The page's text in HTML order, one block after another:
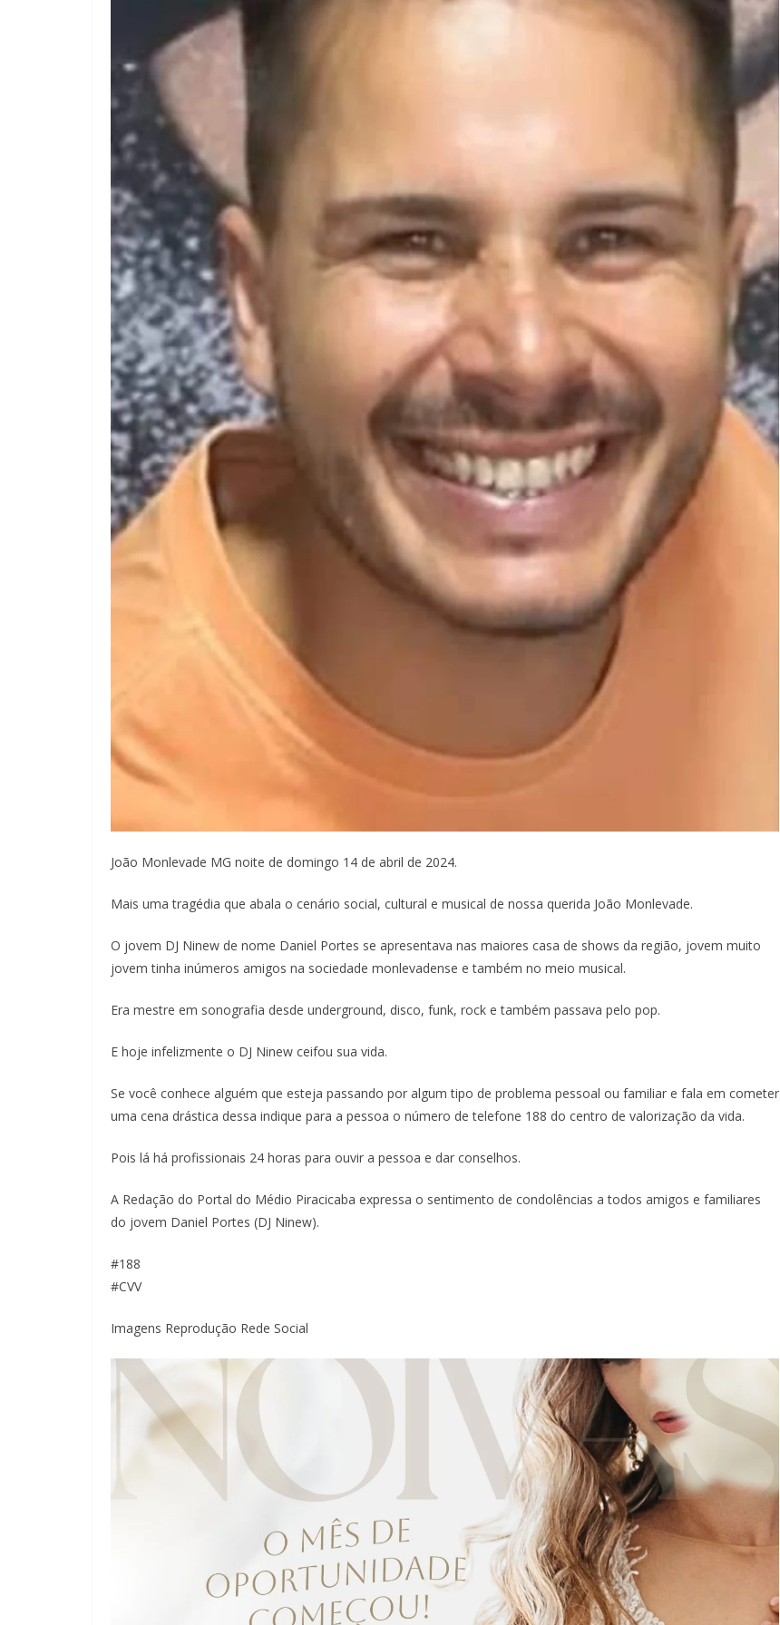
João Monlevade MG noite de domingo 14 de abril de 2024.
Mais uma tragédia que abala o cenário social, cultural e musical de nossa querida João Monlevade.
O jovem DJ Ninew de nome Daniel Portes se apresentava nas maiores casa de shows da região, jovem muito
jovem tinha inúmeros amigos na sociedade monlevadense e também no meio musical.
Era mestre em sonografia desde underground, disco, funk, rock e também passava pelo pop.
E hoje infelizmente o DJ Ninew ceifou sua vida.
Se você conhece alguém que esteja passando por algum tipo de problema pessoal ou familiar e fala em cometer
uma cena drástica dessa indique para a pessoa o número de telefone 188 do centro de valorização da vida.
Pois lá há profissionais 24 horas para ouvir a pessoa e dar conselhos.
A Redação do Portal do Médio Piracicaba expressa o sentimento de condolências a todos amigos e familiares
do jovem Daniel Portes (DJ Ninew).
#188
#CVV
Imagens Reprodução Rede Social